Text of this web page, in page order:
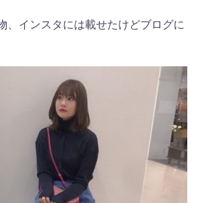
、インスタには載せたけどブログに